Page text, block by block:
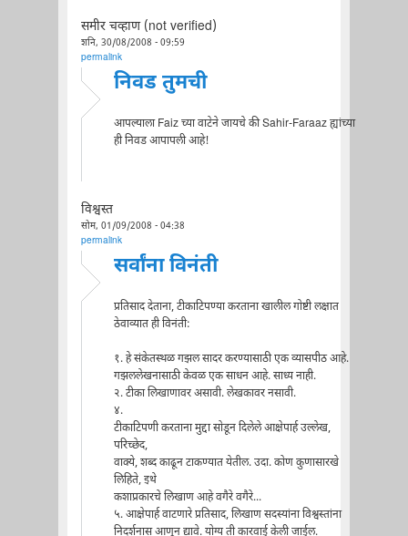
समीर चव्हाण (not verified)
शनि, 30/08/2008 - 09:59
permalink
निवड तुमची
आपल्याला Faiz च्या वाटेने जायचे की Sahir-Faraaz ह्यांच्या
ही निवड आपापली आहे!
विश्वस्त
सोम, 01/09/2008 - 04:38
permalink
सर्वांना विनंती
प्रतिसाद देताना, टीकाटिपण्या करताना खालील गोष्टी लक्षात
ठेवाव्यात ही विनंती:
१. हे संकेतस्थळ गझल सादर करण्यासाठी एक व्यासपीठ आहे.
गझललेखनासाठी केवळ एक साधन आहे. साध्य नाही.
२. टीका लिखाणावर असावी. लेखकावर नसावी.
४.
टीकाटिपणी करताना मुद्दा सोडून दिलेले आक्षेपार्ह उल्लेख,
परिच्छेद,
वाक्ये, शब्द काढून टाकण्यात येतील. उदा. कोण कुणासारखे
लिहिते, इथे
कशाप्रकारचे लिखाण आहे वगैरे वगैरे...
५. आक्षेपार्ह वाटणारे प्रतिसाद, लिखाण सदस्यांना विश्वस्तांना
निदर्शनास आणून द्यावे. योग्य ती कारवाई केली जाईल.